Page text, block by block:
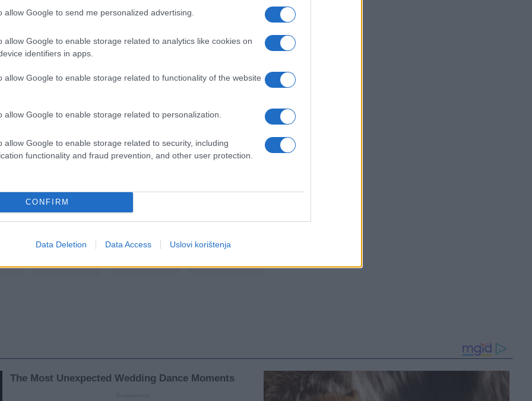
allow Google to send me personalized advertising.
allow Google to enable storage related to analytics like cookies on
identifiers in apps.
allow Google to enable storage related to functionality of the website
allow Google to enable storage related to personalization.
allow Google to enable storage related to security, including
functionality and fraud prevention, and other user protection.
CONFIRM
Data Deletion Data Access Uslovi korištenja